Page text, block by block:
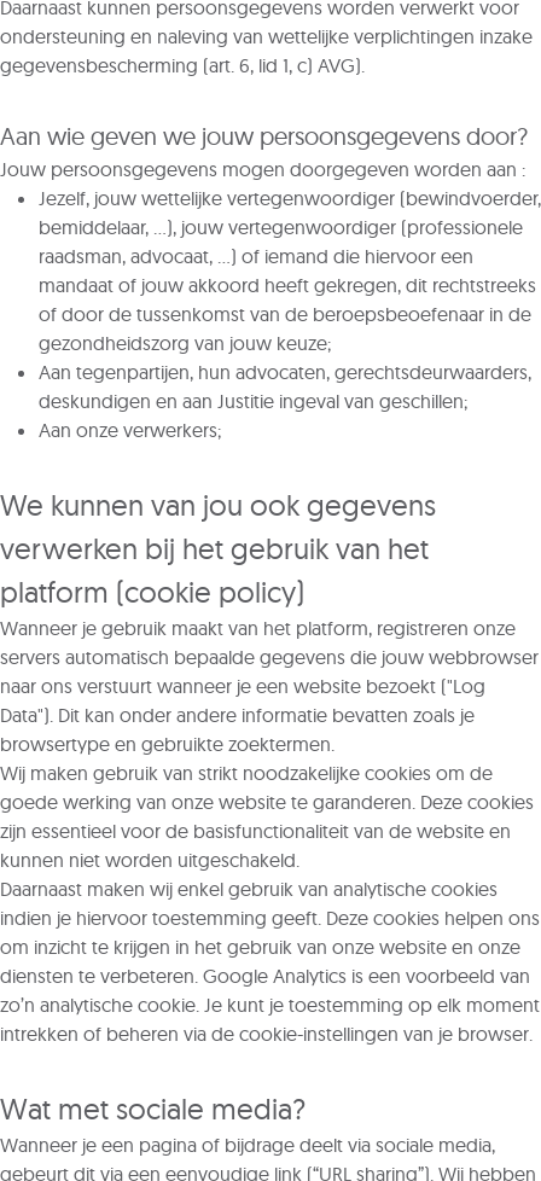
Daarnaast kunnen persoonsgegevens worden verwerkt voor
ondersteuning en naleving van wettelijke verplichtingen inzake
gegevensbescherming (art. 6, lid 1, c) AVG).
Aan wie geven we jouw persoonsgegevens door?
Jouw persoonsgegevens mogen doorgegeven worden aan :
Jezelf, jouw wettelijke vertegenwoordiger (bewindvoerder,
bemiddelaar, …), jouw vertegenwoordiger (professionele
raadsman, advocaat, …) of iemand die hiervoor een
mandaat of jouw akkoord heeft gekregen, dit rechtstreeks
of door de tussenkomst van de beroepsbeoefenaar in de
gezondheidszorg van jouw keuze;
Aan tegenpartijen, hun advocaten, gerechtsdeurwaarders,
deskundigen en aan Justitie ingeval van geschillen;
Aan onze verwerkers;
We kunnen van jou ook gegevens
verwerken bij het gebruik van het
platform (cookie policy)
Wanneer je gebruik maakt van het platform, registreren onze
servers automatisch bepaalde gegevens die jouw webbrowser
naar ons verstuurt wanneer je een website bezoekt ("Log
Data"). Dit kan onder andere informatie bevatten zoals je
browsertype en gebruikte zoektermen.
Wij maken gebruik van strikt noodzakelijke cookies om de
goede werking van onze website te garanderen. Deze cookies
zijn essentieel voor de basisfunctionaliteit van de website en
kunnen niet worden uitgeschakeld.
Daarnaast maken wij enkel gebruik van analytische cookies
indien je hiervoor toestemming geeft. Deze cookies helpen ons
om inzicht te krijgen in het gebruik van onze website en onze
diensten te verbeteren. Google Analytics is een voorbeeld van
zo’n analytische cookie. Je kunt je toestemming op elk moment
intrekken of beheren via de cookie-instellingen van je browser.
Wat met sociale media?
Wanneer je een pagina of bijdrage deelt via sociale media,
gebeurt dit via een eenvoudige link (“URL sharing”). Wij hebben